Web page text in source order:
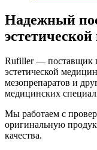
Надежный
Rufiller — поставщик
эстетической
мезопрепаратов и
медицинских
Мы работаем с
оригинальную
качества.